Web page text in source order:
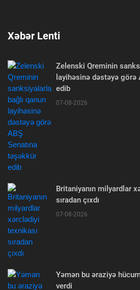
Xəbər Lenti
Zelenski Qreminin
layihəsinə dəstəyə görə
edib
07-08-2026
Britaniyanın milyardlar
sıradan çıxdı
07-08-2026
Yəmən bu əraziyə
verdi